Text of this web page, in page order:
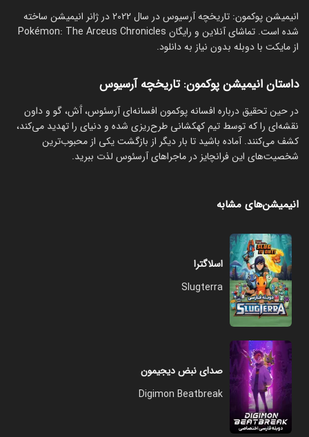
انیمیشن پوکمون: تاریخچه آرسیوس در سال 2022 در ژانر انیمیشن ساخته
شده است. تماشای آنلاین و رایگان Pokémon: The Arceus Chronicles
از مایکت با دوبله بدون نیاز به دانلود.
داستان انیمیشن پوکمون: تاریخچه آرسیوس
در حین تحقیق درباره افسانه پوکمون افسانه‌ای آرسئوس، آَش، گو و داون
نقشه‌ای را که توسط تیم کهکشانی طرح‌ریزی شده و دنیای را تهدید می‌کند،
کشف می‌کنند. آماده باشید تا بار دیگر از بازگشت یکی از محبوب‌ترین
شخصیت‌های این فرانچایز در ماجراهای آرسئوس لذت ببرید.
انیمیشن‌های مشابه
اسلاگترا
Slugterra
صدای نبض دیجیمون
Digimon Beatbreak